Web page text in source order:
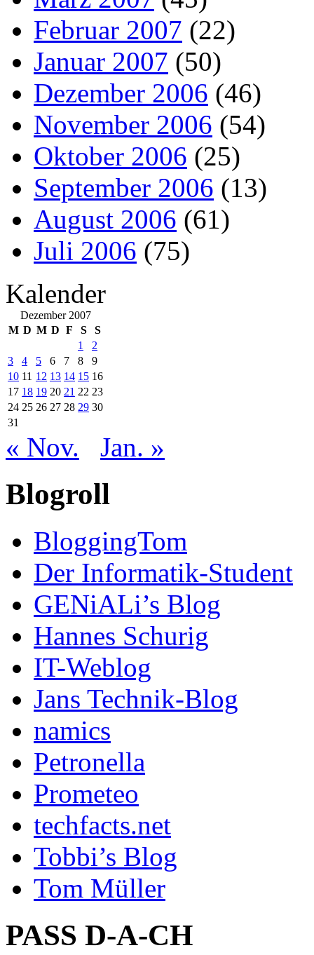
Februar 2007 (22)
Januar 2007 (50)
Dezember 2006 (46)
November 2006 (54)
Oktober 2006 (25)
September 2006 (13)
August 2006 (61)
Juli 2006 (75)
Kalender
Dezember 2007
M D M D F S
S
1
2
3
4 5 6 7 8
9
10 11 12 13 14 15 16
17 18 19 20 21 22 23
24 25 26 27 28 29 30
31
« Nov. Jan. »
Blogroll
BloggingTom
Der Informatik-Student
GENiALi’s Blog
Hannes Schurig
IT-Weblog
Jans Technik-Blog
namics
Petronella
Prometeo
techfacts.net
Tobbi’s Blog
Tom Müller
PASS D-A-CH